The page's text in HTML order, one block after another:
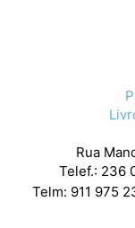
Rua
Telef.: 236
Telm: 911 975